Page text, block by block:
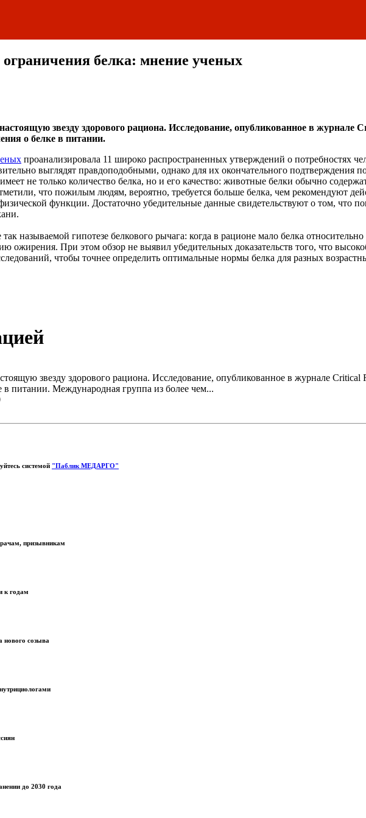
белка: мнение ученых
звезду здорового рациона. Исследование, опубликованное в журнале
о белке в питании.
проанализировала 11 широко распространенных утверждений о потребностях
выглядят правдоподобными, однако для их окончательного подтверждения
не только количество белка, но и его качество: животные белки обычно
что пожилым людям, вероятно, требуется больше белка, чем рекомендуют
функции. Достаточно убедительные данные свидетельствуют о том, что
называемой гипотезе белкового рычага: когда в рационе мало белка
ожирения. При этом обзор не выявил убедительных доказательств того, что
чтобы точнее определить оптимальные нормы белка для разных
звезду здорового рациона. Исследование, опубликованное в журнале
в питании. Международная группа из более чем...
системой "Паблик МЕДАРГО"
призывникам
к годам
нового созыва
до 2030 года